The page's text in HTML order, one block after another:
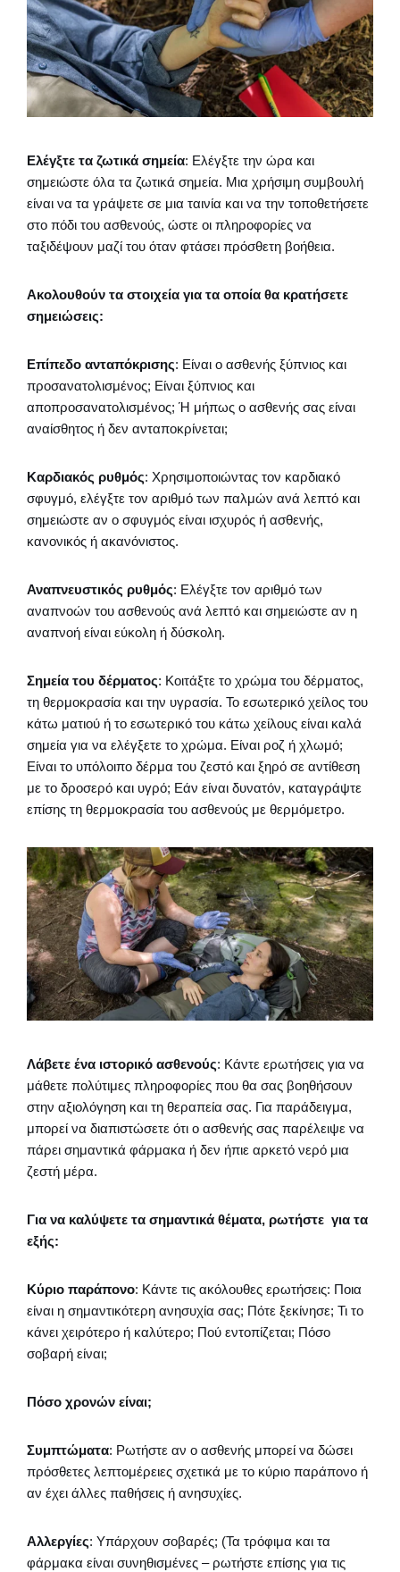
Ελέγξτε τα ζωτικά σημεία: Ελέγξτε την ώρα και
σημειώστε όλα τα ζωτικά σημεία. Μια χρήσιμη συμβουλή
είναι να τα γράψετε σε μια ταινία και να την τοποθετήσετε
στο πόδι του ασθενούς, ώστε οι πληροφορίες να
ταξιδέψουν μαζί του όταν φτάσει πρόσθετη βοήθεια.
Ακολουθούν τα στοιχεία για τα οποία θα κρατήσετε
σημειώσεις:
Επίπεδο ανταπόκρισης: Είναι ο ασθενής ξύπνιος και
προσανατολισμένος; Είναι ξύπνιος και
αποπροσανατολισμένος; Ή μήπως ο ασθενής σας είναι
αναίσθητος ή δεν ανταποκρίνεται;
Καρδιακός ρυθμός: Χρησιμοποιώντας τον καρδιακό
σφυγμό, ελέγξτε τον αριθμό των παλμών ανά λεπτό και
σημειώστε αν ο σφυγμός είναι ισχυρός ή ασθενής,
κανονικός ή ακανόνιστος.
Αναπνευστικός ρυθμός: Ελέγξτε τον αριθμό των
αναπνοών του ασθενούς ανά λεπτό και σημειώστε αν η
αναπνοή είναι εύκολη ή δύσκολη.
Σημεία του δέρματος: Κοιτάξτε το χρώμα του δέρματος,
τη θερμοκρασία και την υγρασία. Το εσωτερικό χείλος του
κάτω ματιού ή το εσωτερικό του κάτω χείλους είναι καλά
σημεία για να ελέγξετε το χρώμα. Είναι ροζ ή χλωμό;
Είναι το υπόλοιπο δέρμα του ζεστό και ξηρό σε αντίθεση
με το δροσερό και υγρό; Εάν είναι δυνατόν, καταγράψτε
επίσης τη θερμοκρασία του ασθενούς με θερμόμετρο.
Λάβετε ένα ιστορικό ασθενούς: Κάντε ερωτήσεις για να
μάθετε πολύτιμες πληροφορίες που θα σας βοηθήσουν
στην αξιολόγηση και τη θεραπεία σας. Για παράδειγμα,
μπορεί να διαπιστώσετε ότι ο ασθενής σας παρέλειψε να
πάρει σημαντικά φάρμακα ή δεν ήπιε αρκετό νερό μια
ζεστή μέρα.
Για να καλύψετε τα σημαντικά θέματα, ρωτήστε για τα
εξής:
Κύριο παράπονο: Κάντε τις ακόλουθες ερωτήσεις: Ποια
είναι η σημαντικότερη ανησυχία σας; Πότε ξεκίνησε; Τι το
κάνει χειρότερο ή καλύτερο; Πού εντοπίζεται; Πόσο
σοβαρή είναι;
Πόσο χρονών είναι;
Συμπτώματα: Ρωτήστε αν ο ασθενής μπορεί να δώσει
πρόσθετες λεπτομέρειες σχετικά με το κύριο παράπονο ή
αν έχει άλλες παθήσεις ή ανησυχίες.
Αλλεργίες: Υπάρχουν σοβαρές; (Τα τρόφιμα και τα
φάρμακα είναι συνηθισμένες – ρωτήστε επίσης για τις